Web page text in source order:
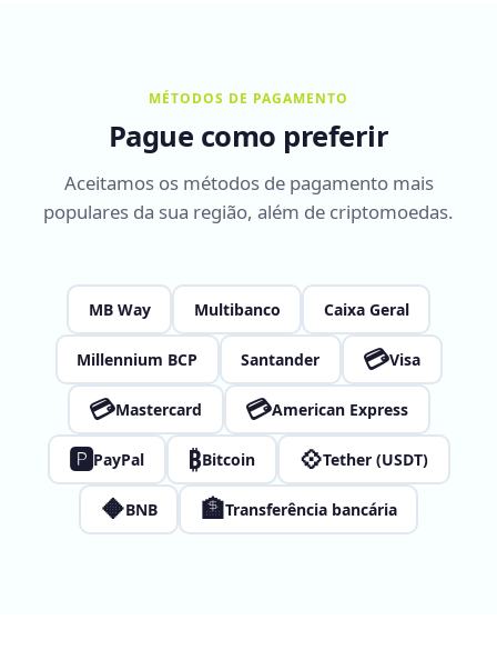
MÉTODOS DE PAGAMENTO
Pague como preferir
Aceitamos os métodos de pagamento mais
populares da sua região, além de criptomoedas.
MB Way Multibanco Caixa Geral
Millennium BCP Santander 💳Visa
💳Mastercard 💳American Express
🅿PayPal ₿Bitcoin 💠Tether (USDT)
🔶BNB 🏦Transferência bancária